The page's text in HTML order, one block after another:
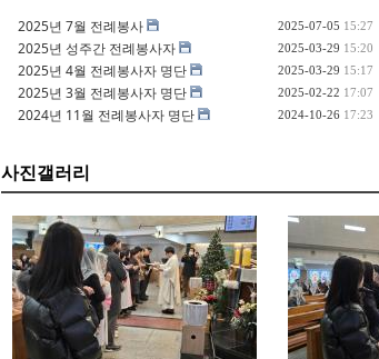
2025년 7월 전례봉사 2025-07-05 15:27
2025년 성주간 전례봉사자 2025-03-29 15:20
2025년 4월 전례봉사자 명단 2025-03-29 15:17
2025년 3월 전례봉사자 명단 2025-02-22 17:07
2024년 11월 전례봉사자 명단 2024-10-26 17:23
사진갤러리